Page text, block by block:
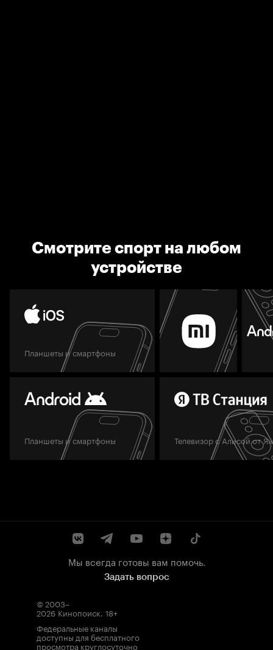
Смотрите спорт на любом
устройстве
Планшеты и смартфоны
Планшеты и смартфоны Телевизор с Алисой от
Мы всегда готовы вам помочь.
Задать вопрос
© 2003–
2026 Кинопоиск. 18+
Федеральные каналы
доступны для бесплатного
просмотра круглосуточно